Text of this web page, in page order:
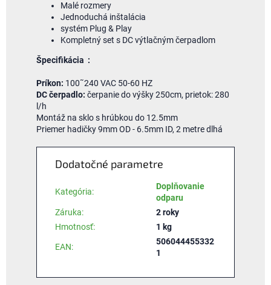
Malé rozmery
Jednoduchá inštalácia
systém Plug & Play
Kompletný set s DC výtlačným čerpadlom
Špecifikácia :
Príkon: 100˜240 VAC 50-60 HZ
DC čerpadlo: čerpanie do výšky 250cm, prietok: 280
l/h
Montáž na sklo s hrúbkou do 12.5mm
Priemer hadičky 9mm OD - 6.5mm ID, 2 metre dlhá
Dodatočné parametre
Kategória:
Doplňovanie
odparu
Záruka:
2 roky
Hmotnosť: 1 kg
EAN:
506044455332
1